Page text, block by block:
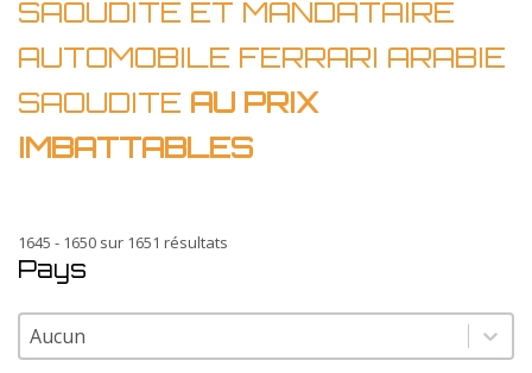
SAOUDITE ET MANDATAIRE
AUTOMOBILE FERRARI ARABIE
SAOUDITE AU PRIX
IMBATTABLES
1645 - 1650 sur 1651 résultats
Pays
Pays
Pays